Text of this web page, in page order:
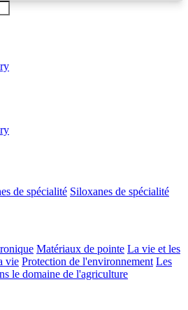
de spécialité Siloxanes de spécialité
Matériaux de pointe La vie et les
vie Protection de l'environnement Les
le domaine de l'agriculture